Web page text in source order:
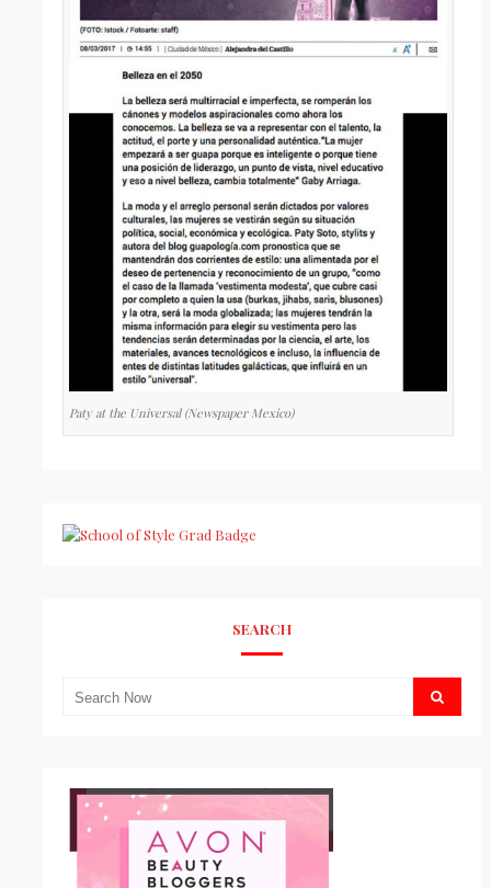
Paty at the Universal (Newspaper Mexico)
SEARCH